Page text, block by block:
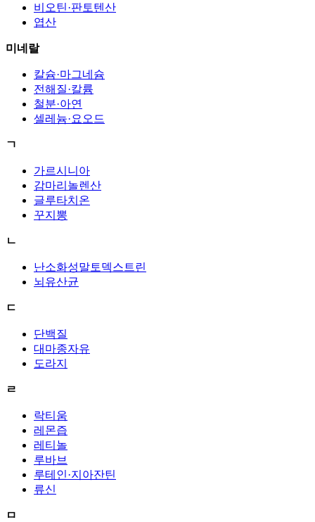
비오틴·판토텐산
엽산
미네랄
칼슘·마그네슘
전해질·칼륨
철분·아연
셀레늄·요오드
ㄱ
가르시니아
감마리놀렌산
글루타치온
꾸지뽕
ㄴ
난소화성말토덱스트린
뇌유산균
ㄷ
단백질
대마종자유
도라지
ㄹ
락티움
레몬즙
레티놀
루바브
루테인·지아잔틴
류신
ㅁ